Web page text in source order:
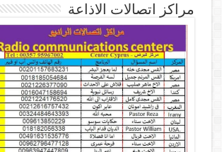
مراكز اتصالات الاذاعة